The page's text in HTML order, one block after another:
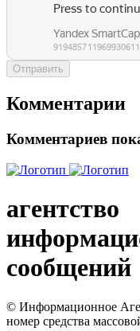
Отправить
Комментарии
Комментариев
агентство
сообщений
© Информационное
номер средства